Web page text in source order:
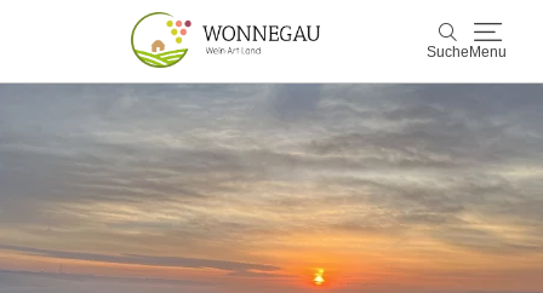
Suche Menu
Wonnegau
Entdecken & Erleben
Wein & Genuss